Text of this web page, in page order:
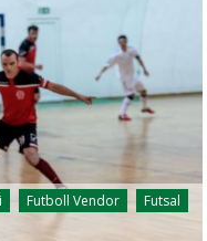
Futboll Vendor
Futsal